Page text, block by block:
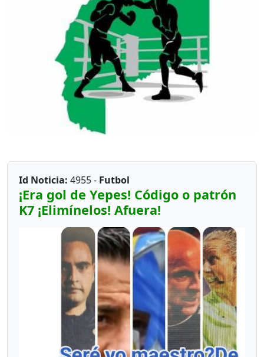
Id Noticia: 4955 - Futbol
¡Era gol de Yepes! Código o patrón
K7 ¡Elimínelos! Afuera!